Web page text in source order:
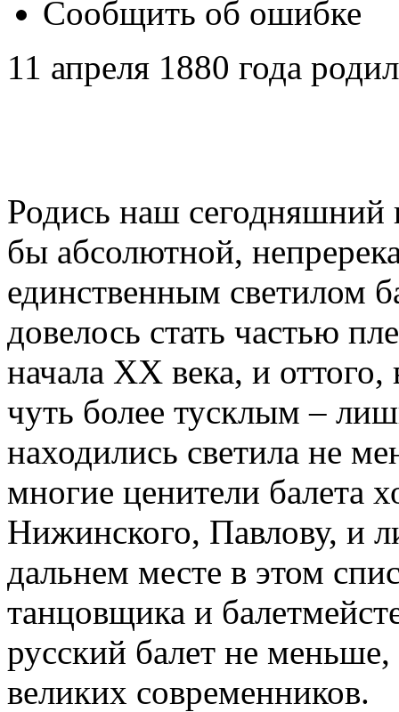
Сообщить об ошибке
11 апреля 1880 года
Родись наш сегодняшний
бы абсолютной,
единственным светилом
довелось стать частью
начала XX века, и оттого,
чуть более тусклым –
находились светила не
многие ценители балета
Нижинского, Павлову, и
дальнем месте в этом
танцовщика и
русский балет не
великих современников.